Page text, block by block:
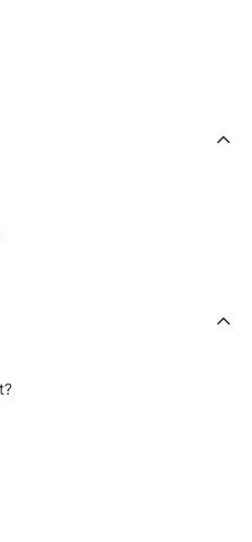
a szolgálatra.
és
valamint orvosi
– mint például
szlogenek grafikái. Ez
amely a szakmai
is betöltheti.
és praktikus
a pamut orvosi
minden szolgálatra